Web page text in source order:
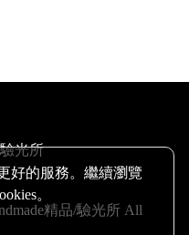
好的服務。繼續瀏覽
。
/驗光所
精品/驗光所 All